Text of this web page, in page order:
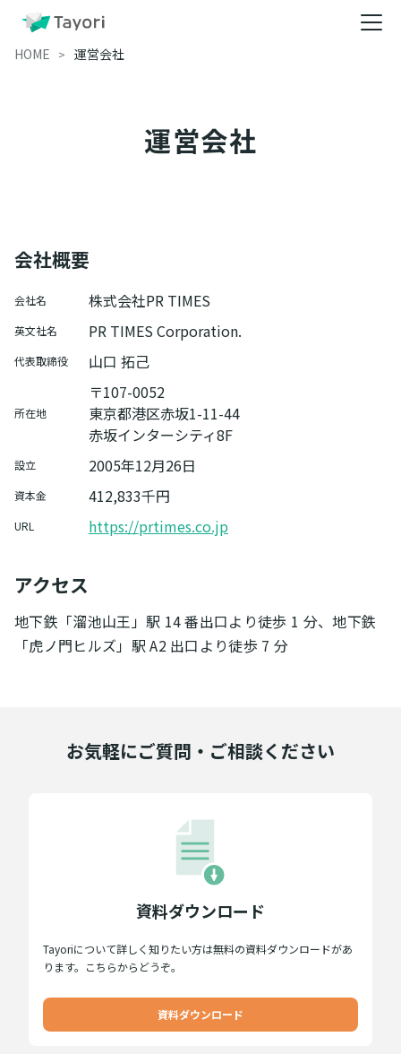
HOME 運営会社
運営会社
会社概要
会社名 株式会社PR TIMES
英文社名 PR TIMES Corporation.
代表取締役 山口 拓己
所在地
〒107-0052
東京都港区赤坂1-11-44
赤坂インターシティ8F
設立 2005年12月26日
資本金 412,833千円
URL https://prtimes.co.jp
アクセス
地下鉄「溜池山王」駅 14 番出口より徒歩 1 分、地下鉄
「虎ノ門ヒルズ」駅 A2 出口より徒歩 7 分
お気軽にご質問・ご相談ください
資料ダウンロード
Tayoriについて詳しく知りたい方は無料の資料ダウンロードがあ
ります。こちらからどうぞ。
資料ダウンロード